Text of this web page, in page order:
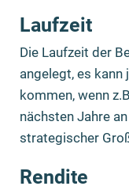
Laufzeit
Die Laufzeit der
angelegt, es kann
kommen, wenn
nächsten Jahre
strategischer
Rendite